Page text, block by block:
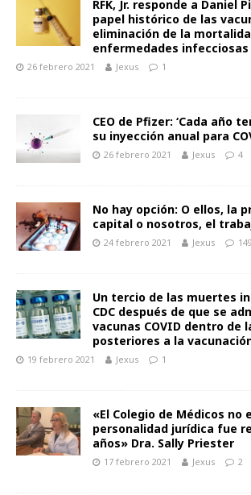
RFK, Jr. responde a Daniel
papel histórico de las
eliminación de la
enfermedades infecciosas
26 febrero 2021 Jexus 1
CEO de Pfizer: ‘Cada año
su inyección anual para
26 febrero 2021 Jexus 4
No hay opción: O ellos, la
capital o nosotros, el
24 febrero 2021 Jexus 149
Un tercio de las muertes
CDC después de que se
vacunas COVID dentro de
posteriores a la
19 febrero 2021 Jexus 1
«El Colegio de Médicos no
personalidad jurídica fue
años» Dra. Sally Priester
17 febrero 2021 Jexus 2